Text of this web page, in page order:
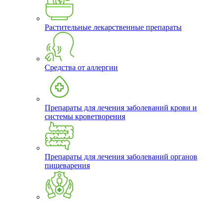
Растительные лекарственные препараты
Средства от аллергии
Препараты для лечения заболеваний крови и
системы кроветворения
Препараты для лечения заболеваний органов
пищеварения